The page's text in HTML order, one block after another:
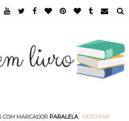
COM MARCADOR PARALELA.
MOSTRAR